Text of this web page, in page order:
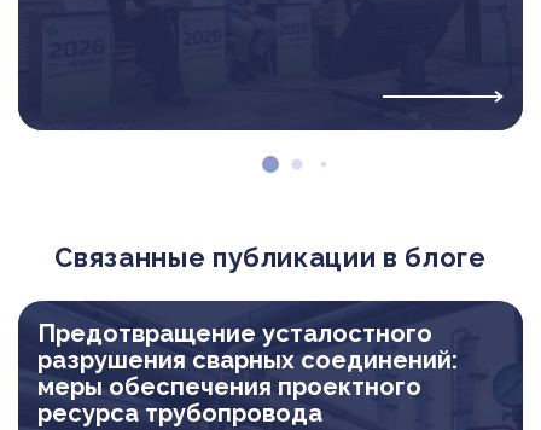
Связанные публикации в блоге
Предотвращение усталостного
разрушения сварных соединений:
меры обеспечения проектного
ресурса трубопровода